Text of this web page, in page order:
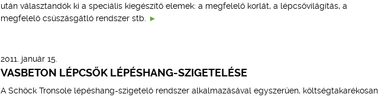
után választandók ki a speciális kiegészítő elemek: a megfelelő korlát, a lépcsővilágítás, a
megfelelő csúszásgátló rendszer stb.
2011. január 15.
VASBETON LÉPCSŐK LÉPÉSHANG-SZIGETELÉSE
A Schöck Tronsole lépéshang-szigetelő rendszer alkalmazásával egyszerűen, költségtakarékosan